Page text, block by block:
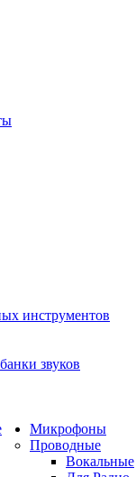
инструментов
звуков
Микрофоны
Проводные
Вокальные